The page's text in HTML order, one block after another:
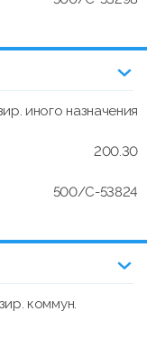
иного назначения
200.30
500/С-53824
коммун.